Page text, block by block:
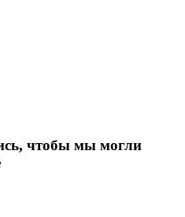
чтобы мы могли